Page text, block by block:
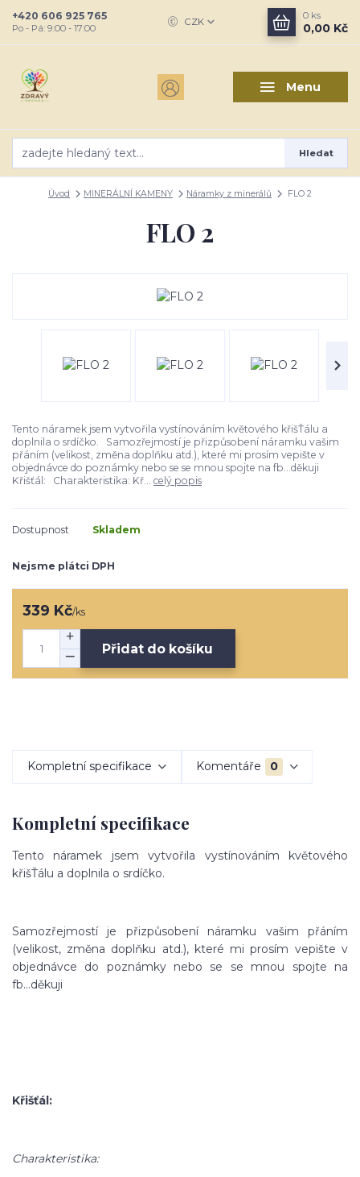
Menu
CZK
Hledat
+420 606 925 765
Po - Pá: 9:00 - 17:00
0 ks
0,00 Kč
Úvod MINERÁLNÍ KAMENY Náramky z minerálů FLO 2
FLO 2
Tento náramek jsem vytvořila vystínováním květového křišŤálu a
doplnila o srdíčko. Samozřejmostí je přizpůsobení náramku vašim
přáním (velikost, změna doplňku atd.), které mi prosím vepište v
objednávce do poznámky nebo se se mnou spojte na fb...děkuji
Křišťál: Charakteristika: Kř... celý popis
Dostupnost Skladem
Nejsme plátci DPH
339 Kč/ks
Přidat do košíku
Kompletní specifikace Komentáře 0
Kompletní specifikace
Tento náramek jsem vytvořila vystínováním květového
křišŤálu a doplnila o srdíčko.
Samozřejmostí je přizpůsobení náramku vašim přáním
(velikost, změna doplňku atd.), které mi prosím vepište v
objednávce do poznámky nebo se se mnou spojte na
fb...děkuji
Křišťál:
Charakteristika: